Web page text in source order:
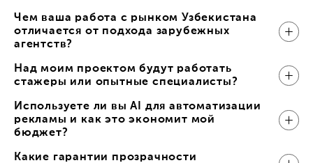
Чем ваша работа с рынком Узбекистана
отличается от подхода зарубежных
агентств?
Над моим проектом будут работать
стажеры или опытные специалисты?
Используете ли вы AI для автоматизации
рекламы и как это экономит мой
бюджет?
Какие гарантии прозрачности